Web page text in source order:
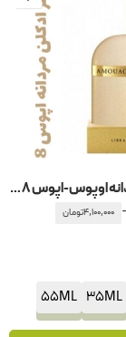
عطر ادکلن مردانه اوپوس-اپوس 8 آمواج – آمواژ اوپوس
4,100,000تومان
35ML
55ML